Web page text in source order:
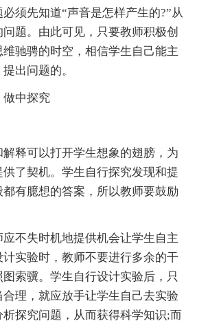
须先知道“声音是怎样产生的?”从
题。由此可见，只要教师积极创
驰骋的时空，相信学生自己能主
出问题的。
做中探究
释可以打开学生想象的翅膀，为
了契机。学生自行探究发现和提
有臆想的答案，所以教师要鼓励
不失时机地提供机会让学生自主
实验时，教师不要进行多余的干
索骥。学生自行设计实验后，只
理，就应放手让学生自己去实验
探究问题，从而获得科学知识;而